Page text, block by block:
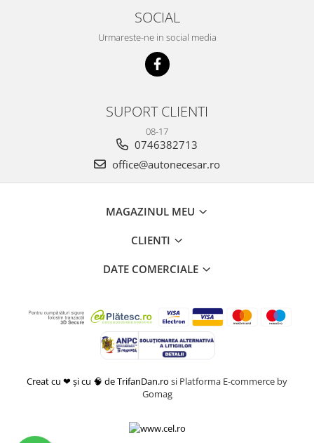
SOCIAL
Urmareste-ne in social media
SUPORT CLIENTI
08-17
0746382713
office@autonecesar.ro
MAGAZINUL MEU
CLIENTI
DATE COMERCIALE
Creat cu ❤ și cu 🧠 de TrifanDan.ro si Platforma E-commerce by
Gomag